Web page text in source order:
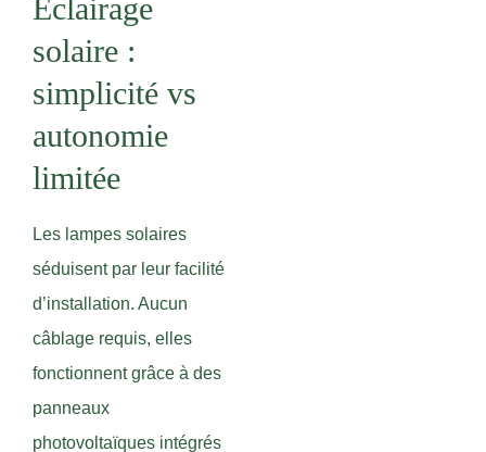
Éclairage
solaire :
simplicité vs
autonomie
limitée
Les lampes solaires
séduisent par leur facilité
d’installation. Aucun
câblage requis, elles
fonctionnent grâce à des
panneaux
photovoltaïques intégrés